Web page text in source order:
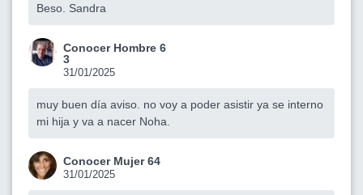
Beso. Sandra
Conocer Hombre 6
3
31/01/2025
muy buen día aviso. no voy a poder asistir ya se interno
mi hija y va a nacer Noha.
Conocer Mujer 64
31/01/2025